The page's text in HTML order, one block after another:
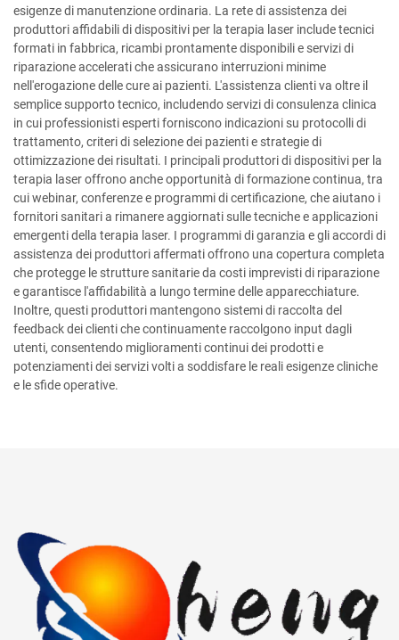
esigenze di manutenzione ordinaria. La rete di assistenza dei
produttori affidabili di dispositivi per la terapia laser include tecnici
formati in fabbrica, ricambi prontamente disponibili e servizi di
riparazione accelerati che assicurano interruzioni minime
nell'erogazione delle cure ai pazienti. L'assistenza clienti va oltre il
semplice supporto tecnico, includendo servizi di consulenza clinica
in cui professionisti esperti forniscono indicazioni su protocolli di
trattamento, criteri di selezione dei pazienti e strategie di
ottimizzazione dei risultati. I principali produttori di dispositivi per la
terapia laser offrono anche opportunità di formazione continua, tra
cui webinar, conferenze e programmi di certificazione, che aiutano i
fornitori sanitari a rimanere aggiornati sulle tecniche e applicazioni
emergenti della terapia laser. I programmi di garanzia e gli accordi di
assistenza dei produttori affermati offrono una copertura completa
che protegge le strutture sanitarie da costi imprevisti di riparazione
e garantisce l'affidabilità a lungo termine delle apparecchiature.
Inoltre, questi produttori mantengono sistemi di raccolta del
feedback dei clienti che continuamente raccolgono input dagli
utenti, consentendo miglioramenti continui dei prodotti e
potenziamenti dei servizi volti a soddisfare le reali esigenze cliniche
e le sfide operative.